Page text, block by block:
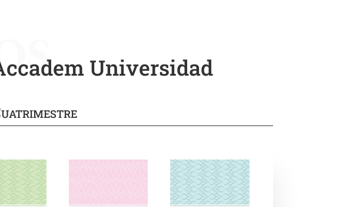
Universidad